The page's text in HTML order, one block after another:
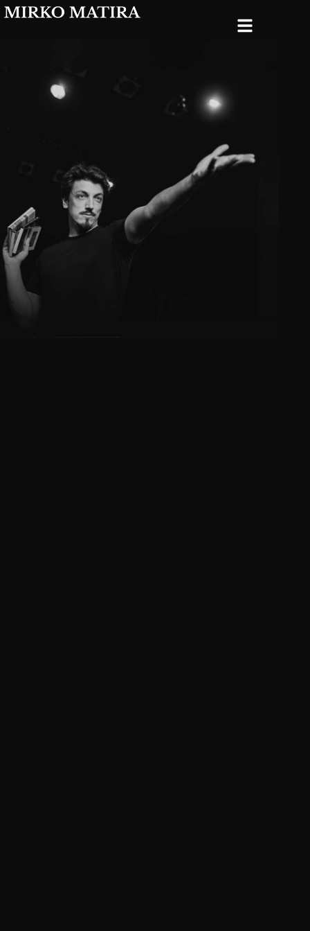
Messezauberer